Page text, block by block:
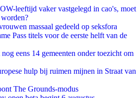
leeftijd vaker vastgelegd in cao's, moet
massaal gedeeld op seksfora
Pass titels voor de eerste helft van de
eens 14 gemeenten onder toezicht om
hulp bij ruimen mijnen in Straat van
The Grounds-modus